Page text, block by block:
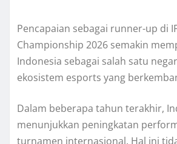
Pencapaian sebagai runner-up di
Championship 2026 semakin
Indonesia sebagai salah satu
ekosistem esports yang
Dalam beberapa tahun terakhir,
menunjukkan peningkatan
turnamen internasional. Hal ini